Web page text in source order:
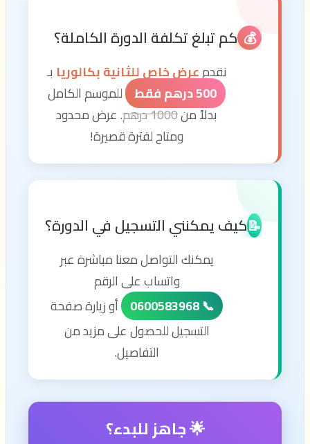
💰 كم تبلغ تكلفة الدورة الكاملة؟
نقدمعرض خاص للثانية بكالوريا بـ
500 درهم فقط
للموسم الكامل
بدلاً من1000 درهم
. عرض محدود
ومتاح لفترة قصيرة!
📝كيف يمكنني التسجيل في الدورة؟
يمكنك التواصل معنا مباشرة عبر
واتساب على الرقم
📞 0600583968
أو زيارة صفحة
التسجيل للحصول على مزيد من
التفاصيل.
🌟 جاهز للبدء؟